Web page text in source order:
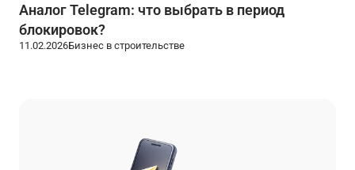
Аналог Telegram: что выбрать в период
блокировок?
11.02.2026Бизнес в строительстве